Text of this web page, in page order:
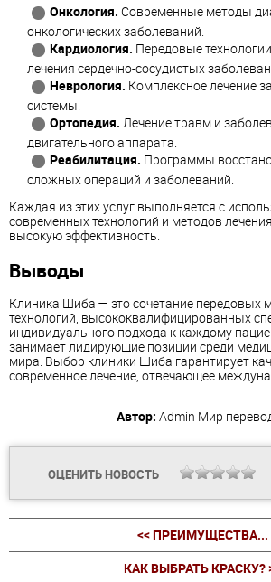
Онкология. Современные методы
онкологических заболеваний.
Кардиология. Передовые
лечения сердечно-сосудистых
Неврология. Комплексное лечение
системы.
Ортопедия. Лечение травм и
двигательного аппарата.
Реабилитация. Программы
сложных операций и заболеваний.
Каждая из этих услуг выполняется с
современных технологий и методов
высокую эффективность.
Выводы
Клиника Шиба — это сочетание передовых
технологий, высококвалифицированных
индивидуального подхода к каждому
занимает лидирующие позиции среди
мира. Выбор клиники Шиба гарантирует
современное лечение, отвечающее
Автор: Admin Мир
ОЦЕНИТЬ НОВОСТЬ
<< ПРЕИМУЩЕСТВА...
КАК ВЫБРАТЬ КРАСКУ?